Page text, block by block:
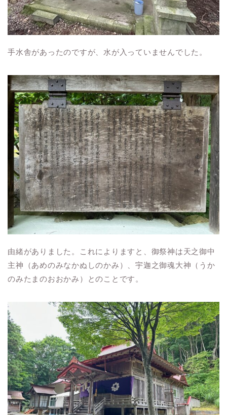
手水舎があったのですが、水が入っていませんでした。
由緒がありました。これによりますと、御祭神は天之御中
主神（あめのみなかぬしのかみ）、宇迦之御魂大神（うか
のみたまのおおかみ）とのことです。